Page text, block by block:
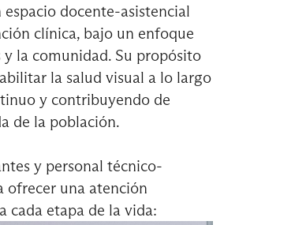
docente-asistencial
clínica, bajo un enfoque
la comunidad. Su propósito
la salud visual a lo largo
y contribuyendo de
de la población.
y personal técnico-
una atención
cada etapa de la vida: